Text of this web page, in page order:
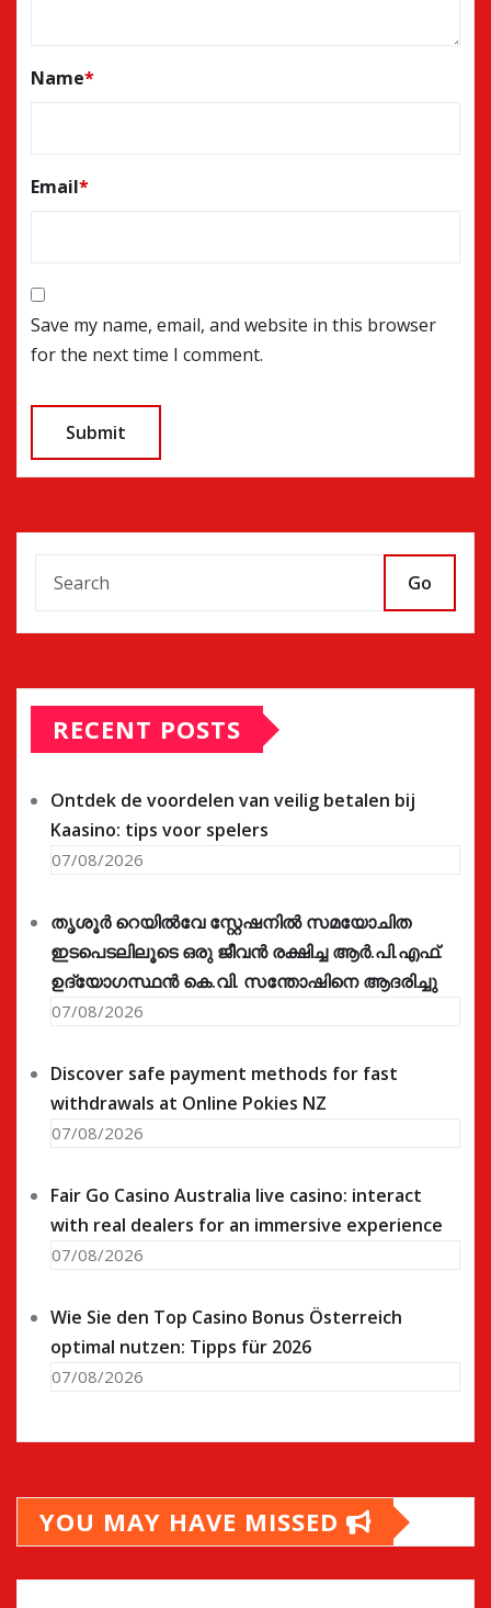
Name*
Email*
Save my name, email, and website in this browser
for the next time I comment.
Go
RECENT POSTS
Ontdek de voordelen van veilig betalen bij
Kaasino: tips voor spelers
07/08/2026
തൃശൂർ റെയിൽവേ സ്റ്റേഷനിൽ സമയോചിത
ഇടപെടലിലൂടെ ഒരു ജീവൻ രക്ഷിച്ച ആർ.പി.എഫ്.
ഉദ്യോഗസ്ഥൻ കെ.വി. സന്തോഷിനെ ആദരിച്ചു
07/08/2026
Discover safe payment methods for fast
withdrawals at Online Pokies NZ
07/08/2026
Fair Go Casino Australia live casino: interact
with real dealers for an immersive experience
07/08/2026
Wie Sie den Top Casino Bonus Österreich
optimal nutzen: Tipps für 2026
07/08/2026
YOU MAY HAVE MISSED